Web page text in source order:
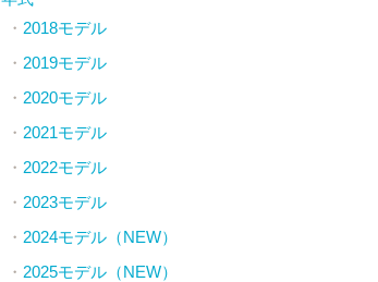
2018モデル
2019モデル
2020モデル
2021モデル
2022モデル
2023モデル
2024モデル（NEW）
2025モデル（NEW）